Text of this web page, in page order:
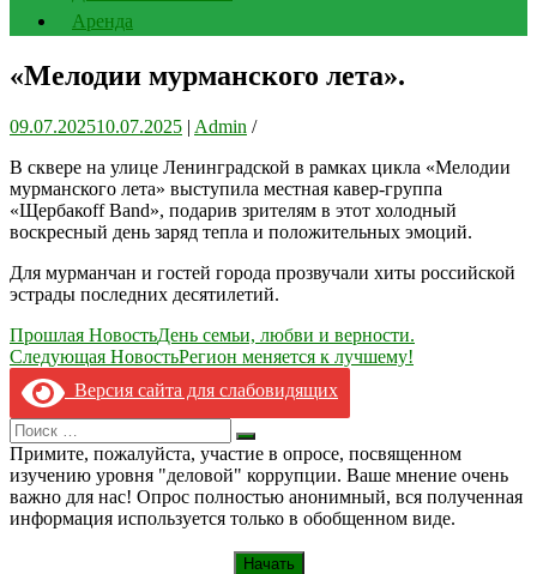
Аренда
«Мелодии мурманского лета».
09.07.202510.07.2025 | Admin /
В сквере на улице Ленинградской в рамках цикла «Мелодии
мурманского лета» выступила местная кавер-группа
«Щербакоff Band», подарив зрителям в этот холодный
воскресный день заряд тепла и положительных эмоций.
Для мурманчан и гостей города прозвучали хиты российской
эстрады последних десятилетий.
Навигация
по
записям
Прошлая НовостьДень семьи, любви и верности.
Следующая НовостьРегион меняется к лучшему!
Версия сайта для слабовидящих
Search
for:
Искать
Примите, пожалуйста, участие в опросе, посвященном
изучению уровня "деловой" коррупции. Ваше мнение очень
важно для нас! Опрос полностью анонимный, вся полученная
информация используется только в обобщенном виде.
Начать